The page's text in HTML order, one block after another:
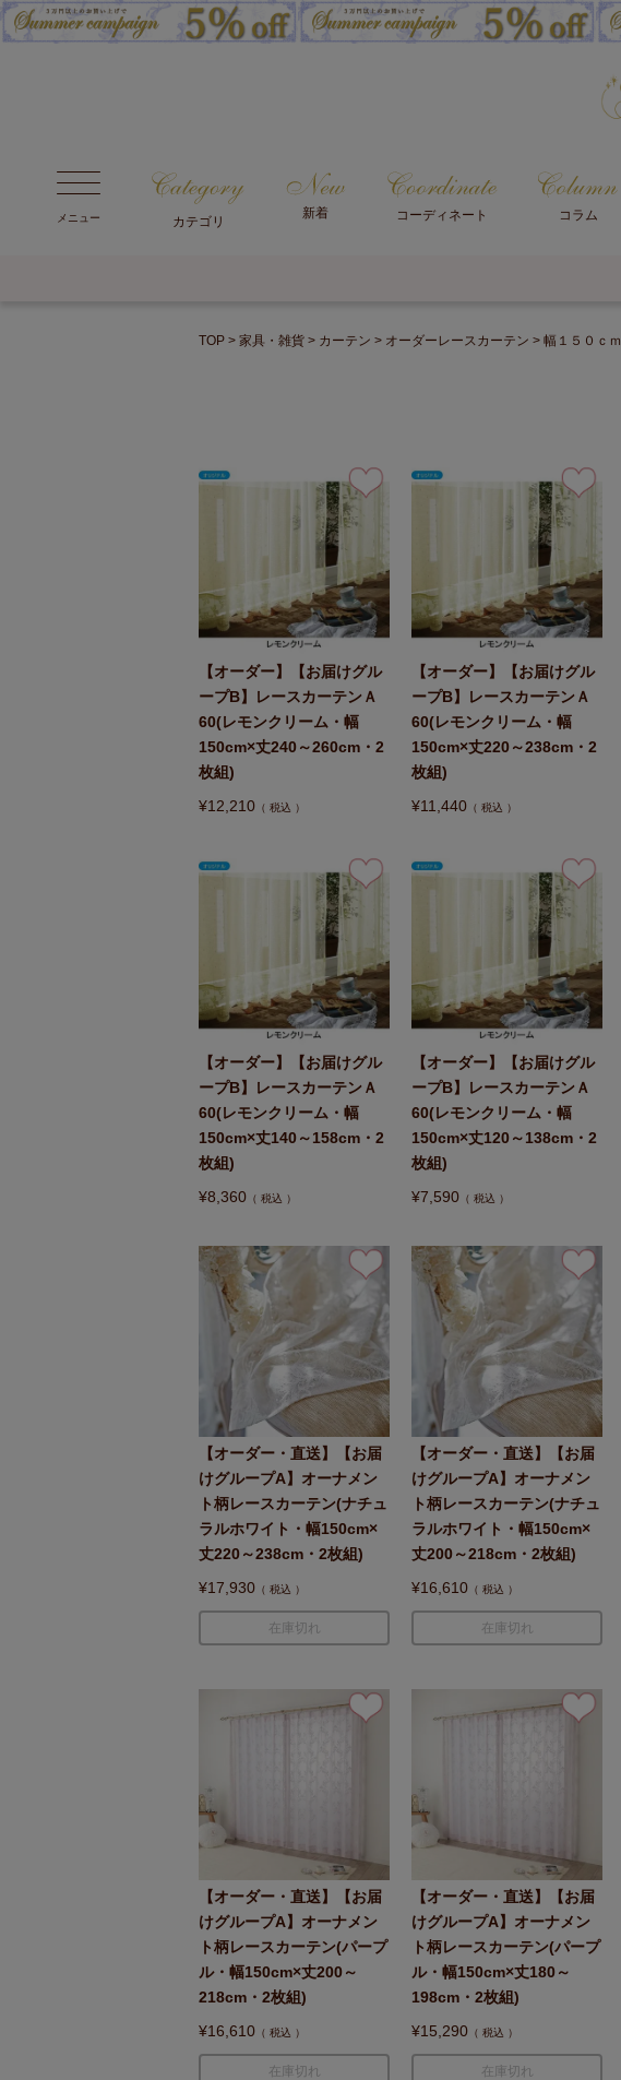
メニュー カテゴリ
新着 コーディネート コラム
TOP 家具・雑貨 カーテン オーダーレースカーテン 幅１５０ｃｍ
【オーダー】【お届けグル
ープB】レースカーテンＡ
60(レモンクリーム・幅
150cm×丈240～260cm・2
枚組)
¥12,210 税込
【オーダー】【お届けグル
ープB】レースカーテンＡ
60(レモンクリーム・幅
150cm×丈220～238cm・2
枚組)
¥11,440 税込
【オーダー】【お届けグル
ープB】レースカーテンＡ
60(レモンクリーム・幅
150cm×丈140～158cm・2
枚組)
¥8,360 税込
【オーダー】【お届けグル
ープB】レースカーテンＡ
60(レモンクリーム・幅
150cm×丈120～138cm・2
枚組)
¥7,590 税込
【オーダー・直送】【お届
けグループA】オーナメン
ト柄レースカーテン(ナチュ
ラルホワイト・幅150cm×
丈220～238cm・2枚組)
¥17,930 税込
在庫切れ
【オーダー・直送】【お届
けグループA】オーナメン
ト柄レースカーテン(ナチュ
ラルホワイト・幅150cm×
丈200～218cm・2枚組)
¥16,610 税込
在庫切れ
【オーダー・直送】【お届
けグループA】オーナメン
ト柄レースカーテン(パープ
ル・幅150cm×丈200～
218cm・2枚組)
¥16,610 税込
在庫切れ
【オーダー・直送】【お届
けグループA】オーナメン
ト柄レースカーテン(パープ
ル・幅150cm×丈180～
198cm・2枚組)
¥15,290 税込
在庫切れ